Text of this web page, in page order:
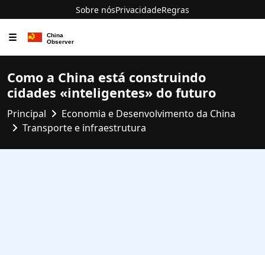
Sobre nósPrivacidadeRegras
☰
Como a China está construindo
cidades «inteligentes» do futuro
Principal
Economia e Desenvolvimento da China
Transporte e infraestrutura